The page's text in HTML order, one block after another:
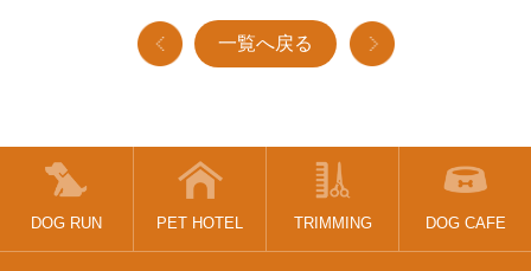
一覧へ戻る
DOG RUN PET HOTEL TRIMMING DOG CAFE